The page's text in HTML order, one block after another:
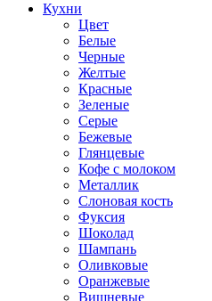
Кухни
Цвет
Белые
Черные
Желтые
Красные
Зеленые
Серые
Бежевые
Глянцевые
Кофе с молоком
Металлик
Слоновая кость
Фуксия
Шоколад
Шампань
Оливковые
Оранжевые
Вишневые